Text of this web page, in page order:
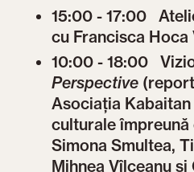
15:00 - 17:00
cu Francisca
10:00 - 18:00
Perspective
Asociația
culturale
Simona Smultea,
Mihnea Vîlceanu și